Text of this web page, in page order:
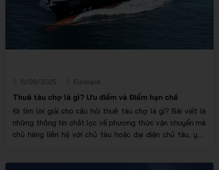
11/09/2025 Eurorack
Thuê tàu chợ là gì? Ưu điểm và Điểm hạn chế
Đi tìm lời giải cho câu hỏi thuê tàu chợ là gì? Bài viết là
những thông tin chắt lọc về phương thức vận chuyển mà
chủ hàng liên hệ với chủ tàu hoặc đại diện chủ tàu, yêu